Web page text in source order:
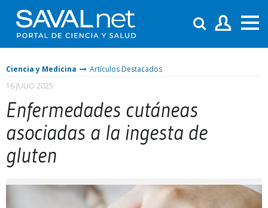
Ciencia y Medicina
Artículos Destacados
16 JULIO 2025
Enfermedades cutáneas
asociadas a la ingesta de
gluten